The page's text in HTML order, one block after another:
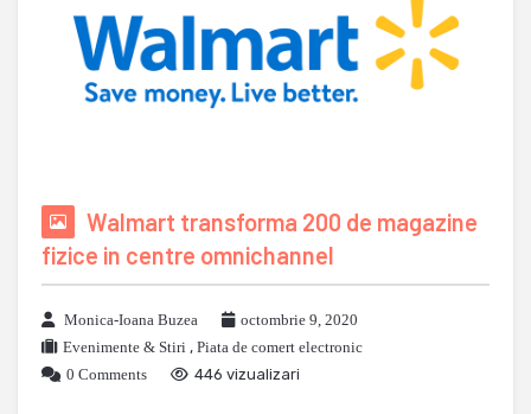
Walmart transforma 200 de magazine
fizice in centre omnichannel
Monica-Ioana Buzea
octombrie 9, 2020
Evenimente & Stiri , Piata de comert electronic
0 Comments
446 vizualizari